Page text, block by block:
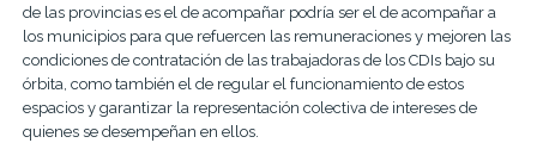
de las provincias es el de acompañar podría ser el de acompañar a
los municipios para que refuercen las remuneraciones y mejoren las
condiciones de contratación de las trabajadoras de los CDIs bajo su
órbita, como también el de regular el funcionamiento de estos
espacios y garantizar la representación colectiva de intereses de
quienes se desempeñan en ellos.